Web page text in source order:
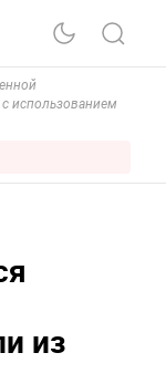
использованием
из